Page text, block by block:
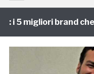
5 migliori brand che